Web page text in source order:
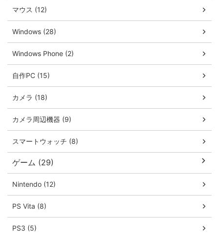
マウス (12)
Windows (28)
Windows Phone (2)
自作PC (15)
カメラ (18)
カメラ周辺機器 (9)
スマートウォッチ (8)
ゲーム (29)
Nintendo (12)
PS Vita (8)
PS3 (5)